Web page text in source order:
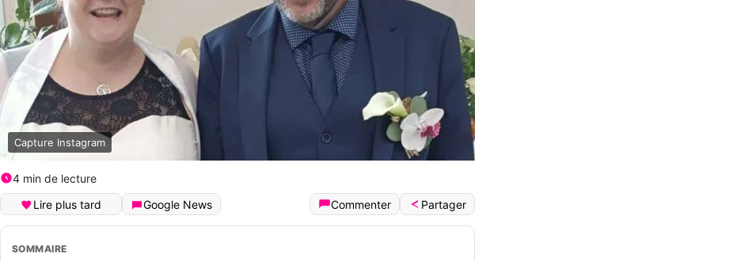
Capture Instagram
4 min de lecture
Lire plus tard
Google News Commenter Partager
SOMMAIRE